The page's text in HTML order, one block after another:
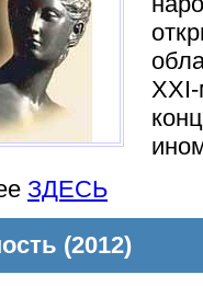
ЗДЕСЬ
(2012)